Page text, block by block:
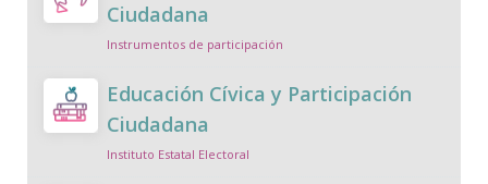
Ciudadana
Instrumentos de participación
Educación Cívica y Participación
Ciudadana
Instituto Estatal Electoral